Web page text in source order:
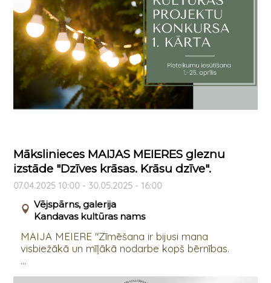
Mākslinieces MAIJAS MEIERES gleznu
izstāde "Dzīves krāsas. Krāsu dzīve".
07.04.2025 10:00 - 30.05.2025 - 16:00
Vējspārns, galerija
Kandavas kultūras nams
MAIJA MEIERE "Zīmēšana ir bijusi mana
visbiežākā un mīļākā nodarbe kopš bērnības.
...